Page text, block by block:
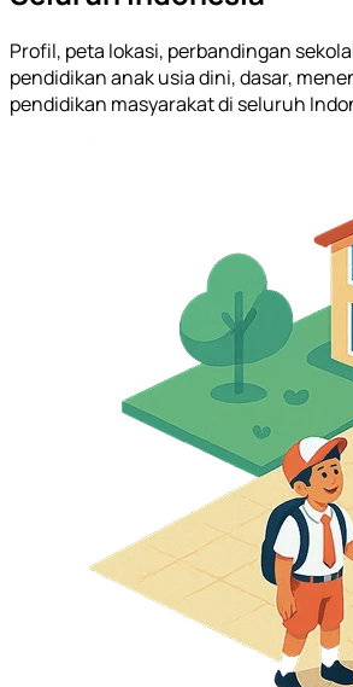
Profil, peta lokasi, perbandingan
pendidikan anak usia dini, dasar,
pendidikan masyarakat di seluruh